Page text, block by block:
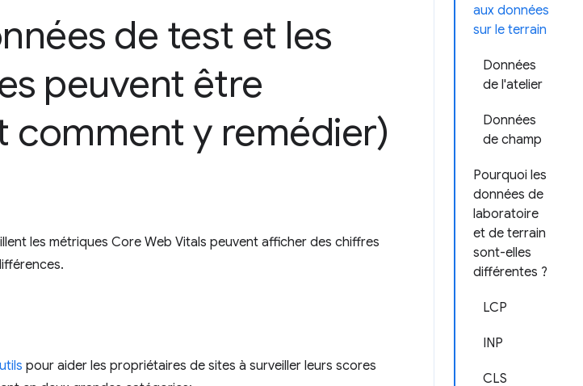
aux données
sur le terrain
Données
de l'atelier
Données
de champ
Pourquoi les
données de
laboratoire
et de terrain
sont-elles
différentes ?
LCP
INP
CLS
de test et les
peuvent être
comment y remédier)
les métriques Core Web Vitals peuvent afficher des chiffres
pour aider les propriétaires de sites à surveiller leurs scores